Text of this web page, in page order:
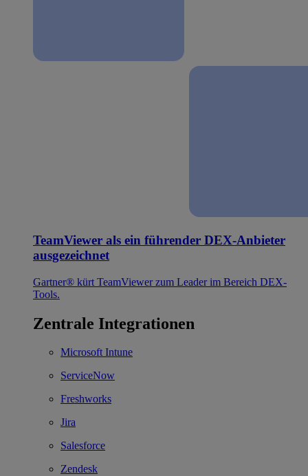
TeamViewer als ein führender DEX-Anbieter
ausgezeichnet
Gartner® kürt TeamViewer zum Leader im Bereich DEX-
Tools.
Zentrale Integrationen
Microsoft Intune
ServiceNow
Freshworks
Jira
Salesforce
Zendesk